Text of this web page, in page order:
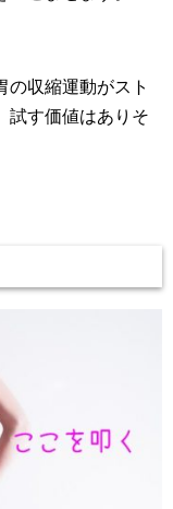
の収縮運動がスト
試す価値はありそ